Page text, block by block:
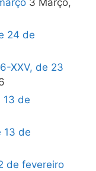
3 Março,
24 de
XXV, de 23
13 de
13 de
de fevereiro